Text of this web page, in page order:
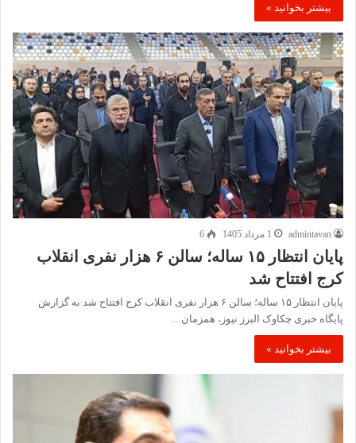
بیشتر بخوانید »
admintavan 1 مرداد 1405 6
پایان انتظار ۱۵ ساله؛ سالن ۶ هزار نفری انقلاب
کرج افتتاح شد
پایان انتظار ۱۵ ساله؛ سالن ۶ هزار نفری انقلاب کرج افتتاح شد به گزارش
پایگاه خبری چکاوک البرز نیوز، همزمان…
بیشتر بخوانید »